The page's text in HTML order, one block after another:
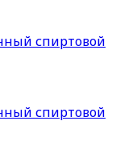
спиртовой
спиртовой